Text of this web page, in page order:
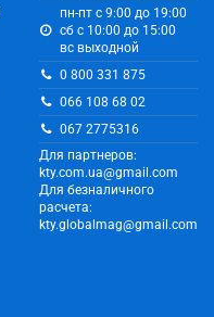
пн-пт с 9:00 до 19:00
сб с 10:00 до 15:00
вс выходной
0 800 331 875
066 108 68 02
067 2775316
Для партнеров:
kty.com.ua@gmail.com
Для безналичного
расчета:
kty.globalmag@gmail.com